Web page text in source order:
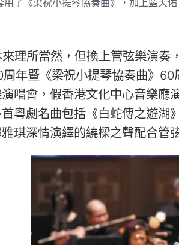
用了《梁祝小提琴協奏曲》，加上藍
理所當然，但換上管弦樂演
年暨《梁祝小提琴協奏曲》
唱會，假香港文化中心音樂廳
粵劇名曲包括《白蛇傳之遊
琪深情演繹的繞樑之聲配合管